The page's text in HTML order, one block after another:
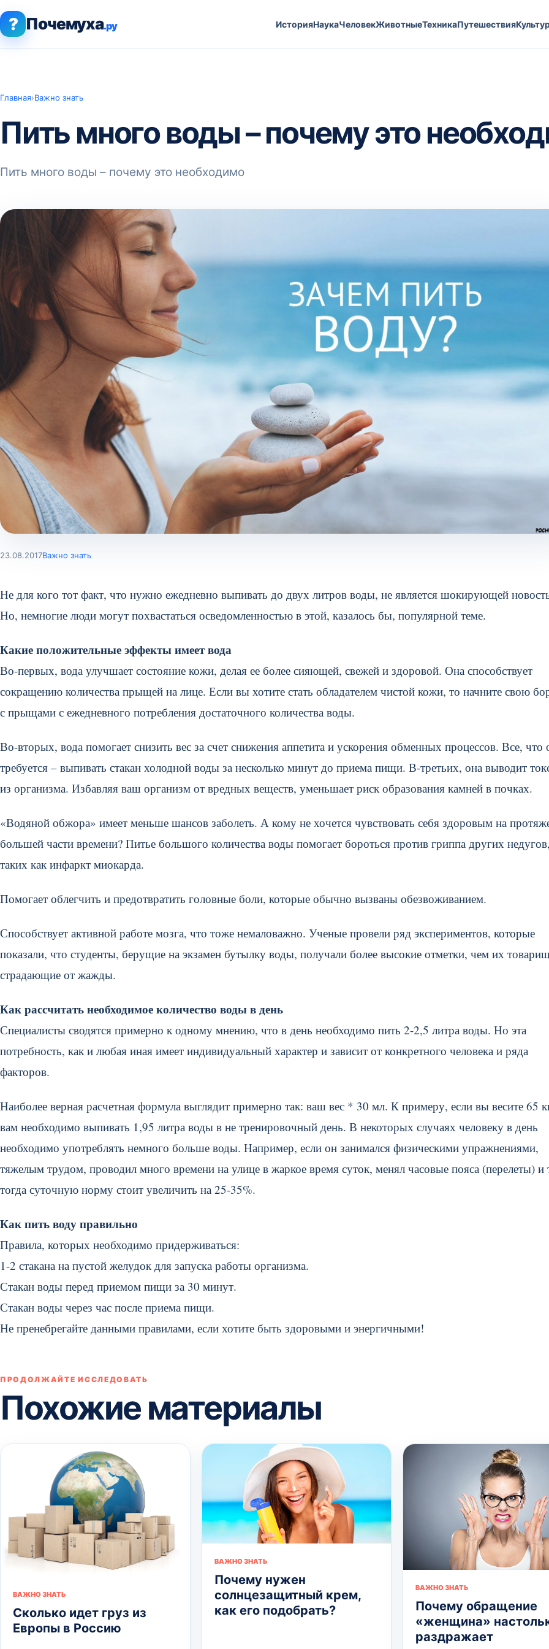
? Почемуха.ру ИсторияНаукаЧеловекЖивотныеТехникаПутешествия
Главная›Важно знать
Пить много воды – почему это
Пить много воды – почему это необходимо
23.08.2017Важно знать
Не для кого тот факт, что нужно ежедневно выпивать до двух литров воды, не является шокирующей
Но, немногие люди могут похвастаться осведомленностью в этой, казалось бы, популярной теме.
Какие положительные эффекты имеет вода
Во-первых, вода улучшает состояние кожи, делая ее более сияющей, свежей и здоровой. Она способствует
сокращению количества прыщей на лице. Если вы хотите стать обладателем чистой кожи, то начните свою
с прыщами с ежедневного потребления достаточного количества воды.
Во-вторых, вода помогает снизить вес за счет снижения аппетита и ускорения обменных процессов. Все, что
требуется – выпивать стакан холодной воды за несколько минут до приема пищи. В-третьих, она выводит
из организма. Избавляя ваш организм от вредных веществ, уменьшает риск образования камней в почках.
«Водяной обжора» имеет меньше шансов заболеть. А кому не хочется чувствовать себя здоровым на
большей части времени? Питье большого количества воды помогает бороться против гриппа других
таких как инфаркт миокарда.
Помогает облегчить и предотвратить головные боли, которые обычно вызваны обезвоживанием.
Способствует активной работе мозга, что тоже немаловажно. Ученые провели ряд экспериментов, которые
показали, что студенты, берущие на экзамен бутылку воды, получали более высокие отметки, чем их
страдающие от жажды.
Как рассчитать необходимое количество воды в день
Специалисты сводятся примерно к одному мнению, что в день необходимо пить 2-2,5 литра воды. Но эта
потребность, как и любая иная имеет индивидуальный характер и зависит от конкретного человека и ряда
факторов.
Наиболее верная расчетная формула выглядит примерно так: ваш вес * 30 мл. К примеру, если вы весите 65
вам необходимо выпивать 1,95 литра воды в не тренировочный день. В некоторых случаях человеку в день
необходимо употреблять немного больше воды. Например, если он занимался физическими упражнениями,
тяжелым трудом, проводил много времени на улице в жаркое время суток, менял часовые пояса (перелеты) и
тогда суточную норму стоит увеличить на 25-35%.
Как пить воду правильно
Правила, которых необходимо придерживаться:
1-2 стакана на пустой желудок для запуска работы организма.
Стакан воды перед приемом пищи за 30 минут.
Стакан воды через час после приема пищи.
Не пренебрегайте данными правилами, если хотите быть здоровыми и энергичными!
ПРОДОЛЖАЙТЕ ИССЛЕДОВАТЬ
Похожие материалы
ВАЖНО ЗНАТЬ
Сколько идет груз из
Европы в Россию
ВАЖНО ЗНАТЬ
Почему нужен
солнцезащитный крем,
как его подобрать?
ВАЖНО ЗНАТЬ
Почему обращение
«женщина»
раздражает